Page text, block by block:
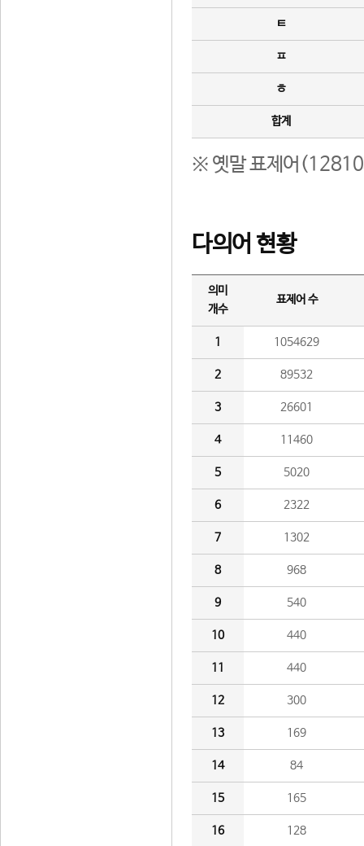
ㅌ
ㅍ
ㅎ
합계
※ 옛말 표제어(12810
다의어 현황
의미
개수
표제어 수
1 1054629
2 89532
3 26601
4 11460
5 5020
6 2322
7 1302
8 968
9 540
10 440
11 440
12 300
13 169
14 84
15 165
16 128